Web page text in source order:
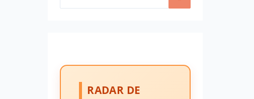
for:
RADAR DE